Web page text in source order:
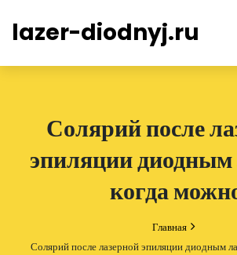
lazer-diodnyj.ru
Солярий после
эпиляции диодным
когда
Главная
Солярий после лазерной эпиляции диодным